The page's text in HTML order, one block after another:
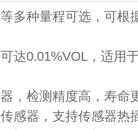
多种量程可选，可根
达0.01%VOL，适用
，检测精度高，寿命
感器，支持传感器热